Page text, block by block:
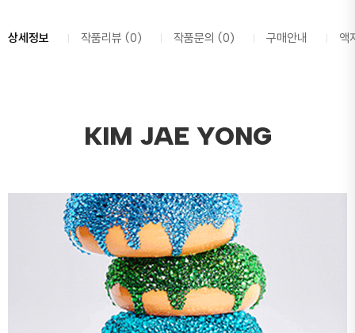
상세정보 작품리뷰 (0) 작품문의 (0) 구매안내 액
KIM JAE YONG